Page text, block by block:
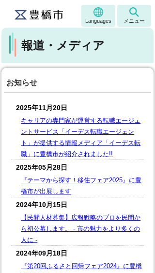
Languages メニュー
報道・メディア
お知らせ
2025年11月20日
キャリアの専門家が運営する転職エージェ
ントサービス「イーデス転職エージェン
ト」が提供する情報メディア「イーデス転
職」に豊橋市が紹介されました!!
2025年05月28日
『テーマから探す！移住フェア2025』に豊
橋市が出展します
2024年10月15日
【民間人材募集】広報戦略のプロを民間か
ら初公募します。 - 市の魅力をより多くの
人に -
2024年09月18日
『第20回ふるさと回帰フェア2024』に豊橋